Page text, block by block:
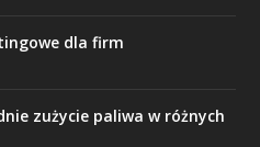
dla firm
zużycie paliwa w różnych